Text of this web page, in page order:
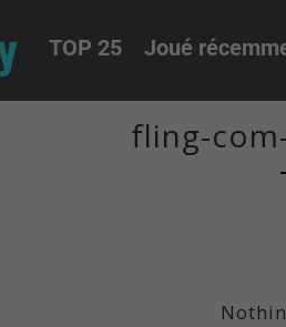
TOP 25 Joué
fling-